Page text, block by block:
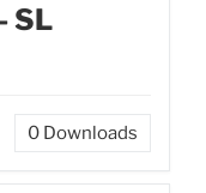
SL
0 Downloads